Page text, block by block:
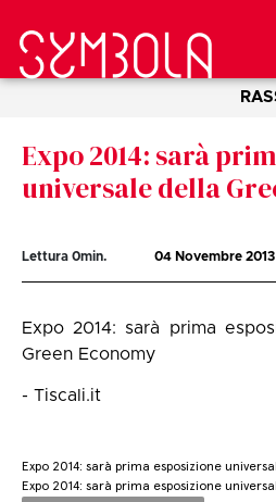
Expo 2014: sarà
universale della
Lettura 0min. 04 Novembre 2013
Expo 2014: sarà prima
Green Economy
- Tiscali.it
Expo 2014: sarà prima esposizione
Expo 2014: sarà prima esposizione